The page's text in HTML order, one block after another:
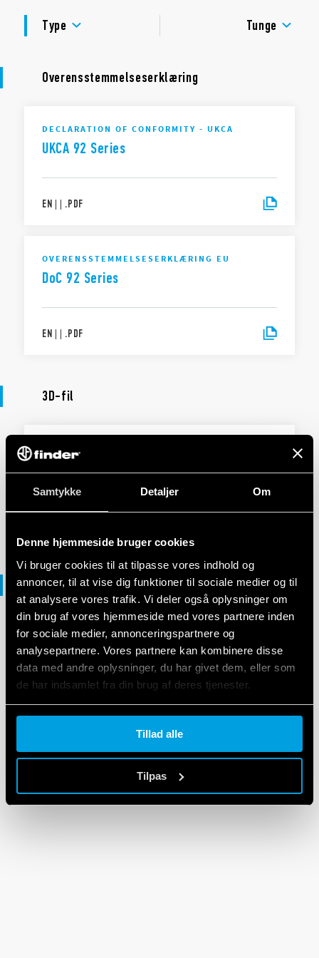
Samtykke Detaljer Om
Denne hjemmeside bruger cookies
Vi bruger cookies til at tilpasse vores indhold og
annoncer, til at vise dig funktioner til sociale medier og til
at analysere vores trafik. Vi deler også oplysninger om
din brug af vores hjemmeside med vores partnere inden
for sociale medier, annonceringspartnere og
analysepartnere. Vores partnere kan kombinere disse
data med andre oplysninger, du har givet dem, eller som
de har indsamlet fra din brug af deres tjenester.
Cookie policy.
Tillad alle
Tilpas
Metalholdeklemme (leveres med stikket – SMA-
emballagekode) Type 092.54
Til brug med timingmoduler af typen 86.00 og 86.30
GODKENDELSER
Type
Tunge
Overensstemmelseserklæring
DECLARATION OF CONFORMITY - UKCA
UKCA 92 Series
EN | | .PDF
OVERENSSTEMMELSESERKLÆRING EU
DoC 92 Series
EN | | .PDF
3D-fil
DXF-filer
DXF-FILER
92 Series